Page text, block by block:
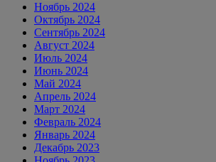
Ноябрь 2024
Октябрь 2024
Сентябрь 2024
Август 2024
Июль 2024
Июнь 2024
Май 2024
Апрель 2024
Март 2024
Февраль 2024
Январь 2024
Декабрь 2023